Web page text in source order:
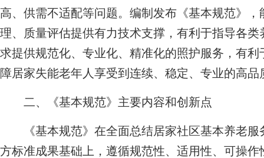
高、供需不适配等问题。编制发布《基本规范》
理、质量评估提供有力技术支撑，有利于指导各
求提供规范化、专业化、精准化的照护服务，有
障居家失能老年人享受到连续、稳定、专业的高品
二、《基本规范》主要内容和创新点
《基本规范》在全面总结居家社区基本养老服
方标准成果基础上，遵循规范性、适用性、可操